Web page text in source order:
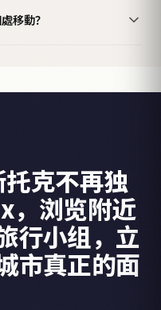
移動？
克不再独
，浏览附近
行小组，立
市真正的面